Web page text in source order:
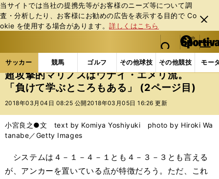
当サイトでは当社の提携先等がお客様のニーズ等について調
査・分析したり、お客様にお勧めの広告を表⽰する⽬的で Co
okie を使⽤する場合があります。詳しくはこちら
閉じ
る
web Sportiva (webスポルティーバ)
検索
マイペ
ー
ジ
メニュ
サッカー 競馬 ゴルフ その他球技 その他競技 モー
ス
ポ
ル
バ
サッカーの記事一覧 Jリーグ他 Jリーグ 超攻撃
超攻撃的マリノスはウナイ・エメリ流。
「負けて学ぶところもある」 (2ページ目)
2018年03月04日 08:25 公開 2018年03月05日 16:26 更新
小宮良之●文 text by Komiya Yoshiyuki photo by Hiroki Wa
tanabe／Getty Images
システムは４－１－４－１とも４－３－３とも言える
が、アンカーを置いている点が特徴だろう。ただ、これ